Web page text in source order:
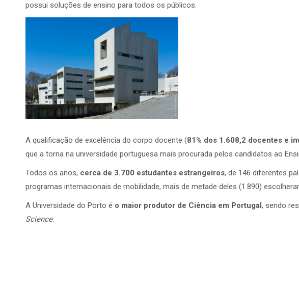
possui soluções de ensino para todos os públicos.
A qualificação de excelência do corpo docente (81% dos 1.608,2 docentes e
que a torna na universidade portuguesa mais procurada pelos candidatos ao
Todos os anos, cerca de 3.700 estudantes estrangeiros, de 146 diferentes
programas internacionais de mobilidade, mais de metade deles (1.890)
A Universidade do Porto é o maior produtor de Ciência em Portugal, sendo
Science.